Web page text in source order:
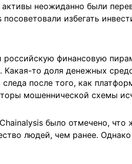
неожиданно были
избегать
финансовую
то доля денежных
после того, как
мошеннической схемы
было отмечено,
людей, чем ранее.